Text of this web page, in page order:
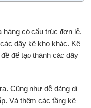
hàng có cấu trúc đơn lẻ.
dãy kệ kho khác. Kệ
để tạo thành các dãy
Cũng như dễ dàng di
Và thêm các tầng kệ